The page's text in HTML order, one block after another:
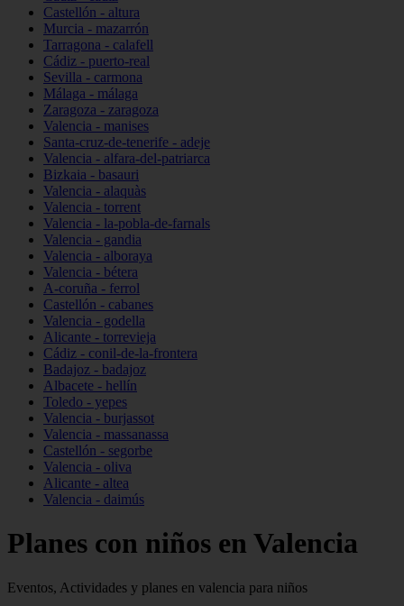
Castellón - altura
Murcia - mazarrón
Tarragona - calafell
Cádiz - puerto-real
Sevilla - carmona
Málaga - málaga
Zaragoza - zaragoza
Valencia - manises
Santa-cruz-de-tenerife - adeje
Valencia - alfara-del-patriarca
Bizkaia - basauri
Valencia - alaquàs
Valencia - torrent
Valencia - la-pobla-de-farnals
Valencia - gandia
Valencia - alboraya
Valencia - bétera
A-coruña - ferrol
Castellón - cabanes
Valencia - godella
Alicante - torrevieja
Cádiz - conil-de-la-frontera
Badajoz - badajoz
Albacete - hellín
Toledo - yepes
Valencia - burjassot
Valencia - massanassa
Castellón - segorbe
Valencia - oliva
Alicante - altea
Valencia - daimús
Planes con niños en Valencia
Eventos, Actividades y planes en valencia para niños